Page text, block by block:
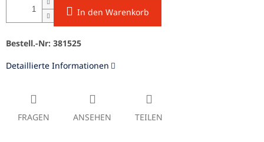
In den Warenkorb
Bestell.-Nr: 381525
Detaillierte Informationen
FRAGEN ANSEHEN TEILEN